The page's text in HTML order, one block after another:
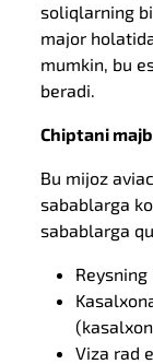
soliqlarning
major
mumkin, bu
beradi.
Chiptani
Bu mijoz
sabablarga
sabablarga
Viza rad